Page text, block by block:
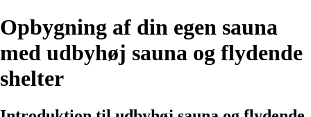
Opbygning af din egen sauna
med udbyhøj sauna og flydende
shelter